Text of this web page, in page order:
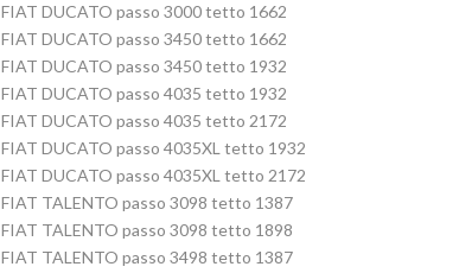
FIAT DUCATO passo 3000 tetto 1662
FIAT DUCATO passo 3450 tetto 1662
FIAT DUCATO passo 3450 tetto 1932
FIAT DUCATO passo 4035 tetto 1932
FIAT DUCATO passo 4035 tetto 2172
FIAT DUCATO passo 4035XL tetto 1932
FIAT DUCATO passo 4035XL tetto 2172
FIAT TALENTO passo 3098 tetto 1387
FIAT TALENTO passo 3098 tetto 1898
FIAT TALENTO passo 3498 tetto 1387